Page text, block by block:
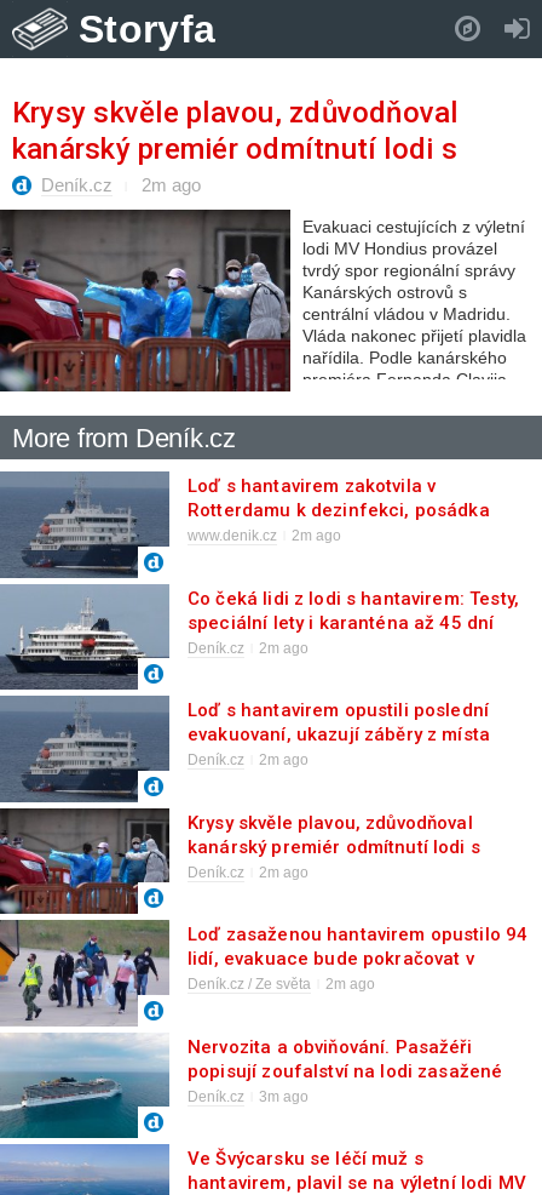
Storyfa
Krysy skvěle plavou, zdůvodňoval
kanárský premiér odmítnutí lodi s
hantavirem
Deník.cz 2m ago
Evakuaci cestujících z výletní
lodi MV Hondius provázel
tvrdý spor regionální správy
Kanárských ostrovů s
centrální vládou v Madridu.
Vláda nakonec přijetí plavidla
nařídila. Podle kanárského
premiéra Fernanda Clavija
More from Deník.cz
Loď s hantavirem zakotvila v
Rotterdamu k dezinfekci, posádka
půjde do karantény
www.denik.cz 2m ago
Co čeká lidi z lodi s hantavirem: Testy,
speciální lety i karanténa až 45 dní
Deník.cz 2m ago
Loď s hantavirem opustili poslední
evakuovaní, ukazují záběry z místa
Deník.cz 2m ago
Krysy skvěle plavou, zdůvodňoval
kanárský premiér odmítnutí lodi s
hantavirem
Deník.cz 2m ago
Loď zasaženou hantavirem opustilo 94
lidí, evakuace bude pokračovat v
pondělí
Deník.cz / Ze světa 2m ago
Nervozita a obviňování. Pasažéři
popisují zoufalství na lodi zasažené
hantavirem
Deník.cz 3m ago
Ve Švýcarsku se léčí muž s
hantavirem, plavil se na výletní lodi MV
Pull down to refresh..